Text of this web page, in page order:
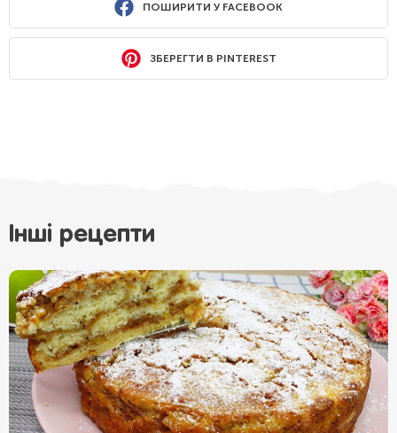
ПОШИРИТИ У FACEBOOK
ЗБЕРЕГТИ В PINTEREST
Інші рецепти